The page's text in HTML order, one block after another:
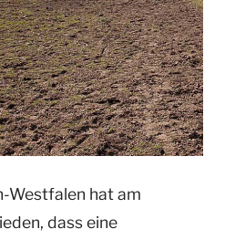
Westfalen hat am
dass eine